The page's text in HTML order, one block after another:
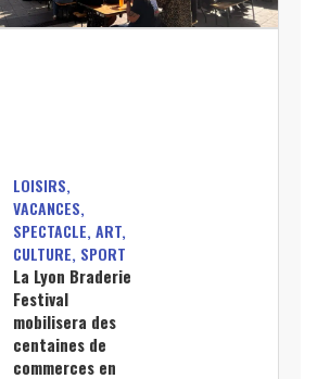
LOISIRS,
VACANCES,
SPECTACLE, ART,
CULTURE, SPORT
La Lyon Braderie
Festival
mobilisera des
centaines de
commerces en